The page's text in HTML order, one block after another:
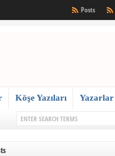
Posts
Köşe Yazıları Yazarlar